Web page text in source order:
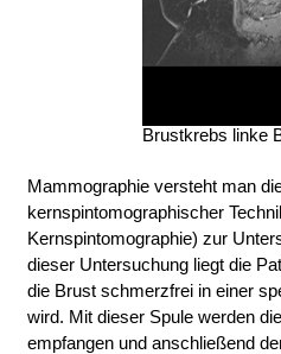
Brustkrebs linke
Mammographie versteht man
kernspintomographischer
Kernspintomographie) zur
dieser Untersuchung liegt die
die Brust schmerzfrei in einer
wird. Mit dieser Spule werden
empfangen und anschließend